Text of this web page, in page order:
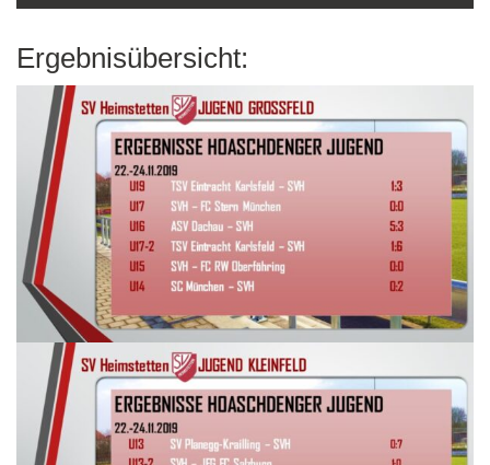
Ergebnisübersicht: